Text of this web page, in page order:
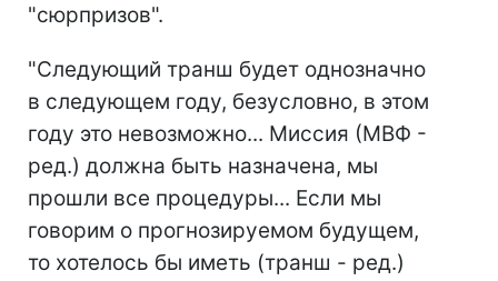
"сюрпризов".
"Следующий транш будет однозначно
в следующем году, безусловно, в этом
году это невозможно... Миссия (МВФ -
ред.) должна быть назначена, мы
прошли все процедуры... Если мы
говорим о прогнозируемом будущем,
то хотелось бы иметь (транш - ред.)